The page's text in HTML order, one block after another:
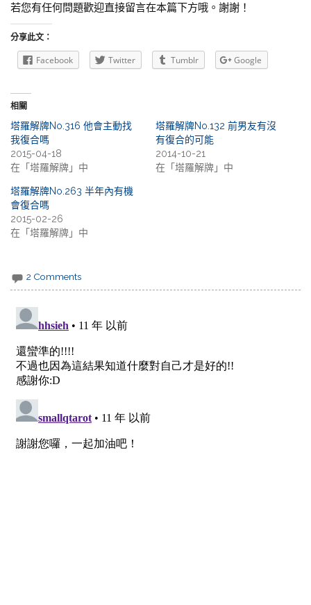
若您有任何問題歡迎直接留言在本篇下方哦。謝謝！
分享此文：
Facebook Twitter Tumblr Google
相關
塔羅解牌No.316 他會主動找
我復合嗎
2015-04-18
在「塔羅解牌」中
塔羅解牌No.132 前男友有沒
有復合的可能
2014-10-21
在「塔羅解牌」中
塔羅解牌No.263 半年內有機
會復合嗎
2015-02-26
在「塔羅解牌」中
2 Comments